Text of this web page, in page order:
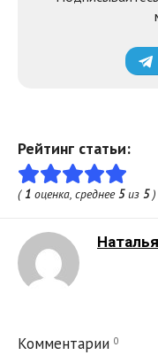
Рейтинг статьи:
( 1 оценка, среднее5из 5)
Комментарии 0